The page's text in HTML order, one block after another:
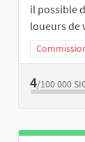
il possible
loueurs de
4/100 000